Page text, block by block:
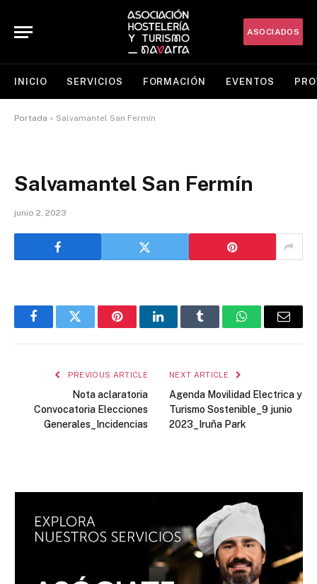
ASOCIADOS
INICIO SERVICIOS FORMACIÓN EVENTOS
Portada » Salvamantel San Fermín
Salvamantel San Fermín
junio 2, 2023
FacebookTwitter PinterestLinkedInTumblr WhatsAppEmail
PREVIOUS ARTICLE
Nota aclaratoria
Convocatoria Elecciones
Generales_Incidencias
NEXT ARTICLE
Agenda Movilidad Electrica y
Turismo Sostenible_9 junio
2023_Iruña Park